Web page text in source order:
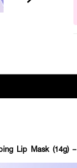
Lip Mask (14g) –